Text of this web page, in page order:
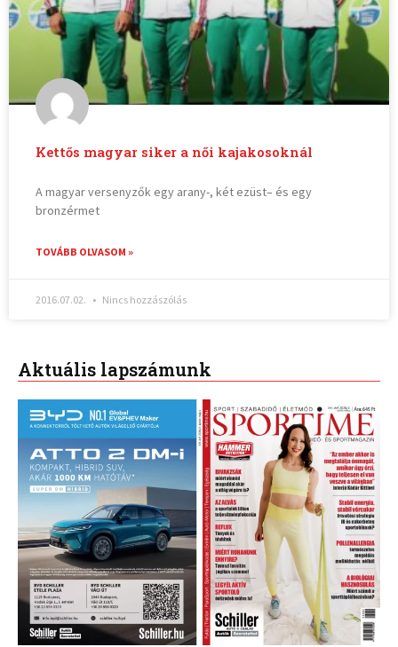
Kettős magyar siker a női kajakosoknál
A magyar versenyzők egy arany-, két ezüst– és egy
bronzérmet
TOVÁBB OLVASOM »
2016.07.02. Nincs hozzászólás
Aktuális lapszámunk